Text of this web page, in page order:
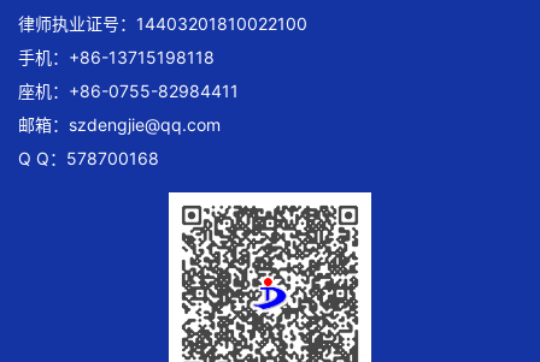
律师执业证号：14403201810022100
手机：+86-13715198118
座机：+86-0755-82984411
邮箱： szdengjie@qq.com
Q Q：578700168